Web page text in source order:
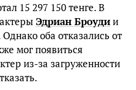
15 297 150 тенге. В
Эдриан Броудии
Однако оба отказались от
мог появиться
из-за загруженности